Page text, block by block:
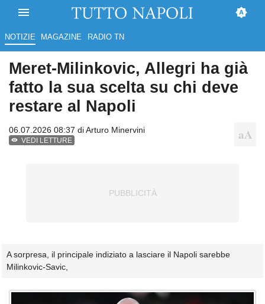
NOTIZIE MAGAZINE RADIO TN
Meret-Milinkovic, Allegri ha già
fatto la sua scelta su chi deve
restare al Napoli
06.07.2026 08:37 diArturo Minervini
VEDI LETTURE
A sorpresa, il principale indiziato a lasciare il Napoli sarebbe
Milinkovic-Savic,